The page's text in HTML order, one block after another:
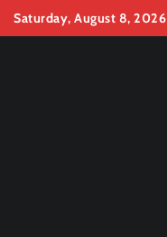
SkipSaturday, August 8, 2026